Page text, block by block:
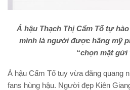
Á hậu Thạch Thị Cẩm Tố tự
mình là người được hãng mỹ
“chọn mặt gửi
Á hậu Cẩm Tố tuy vừa đăng quang
fans hùng hậu. Người đẹp Kiên